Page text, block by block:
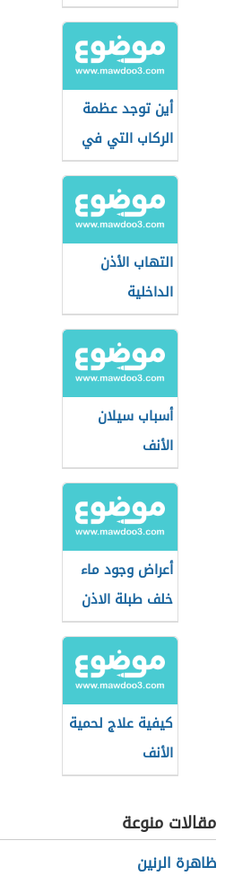
أين توجد عظمة
الركاب التي في
الإنسان
التهاب الأذن
الداخلية
أسباب سيلان
الأنف
أعراض وجود ماء
خلف طبلة الاذن
كيفية علاج لحمية
الأنف
مقالات منوعة
ظاهرة الرنين